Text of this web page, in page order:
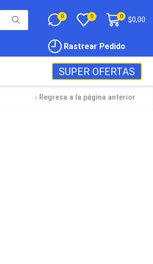
0 0 0 $0,00
Rastrear Pedido
SUPER OFERTAS
Regresa a la página anterior